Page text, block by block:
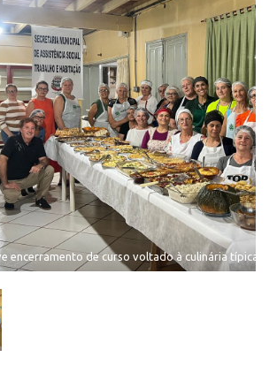
encerramento de curso voltado à culinária típica